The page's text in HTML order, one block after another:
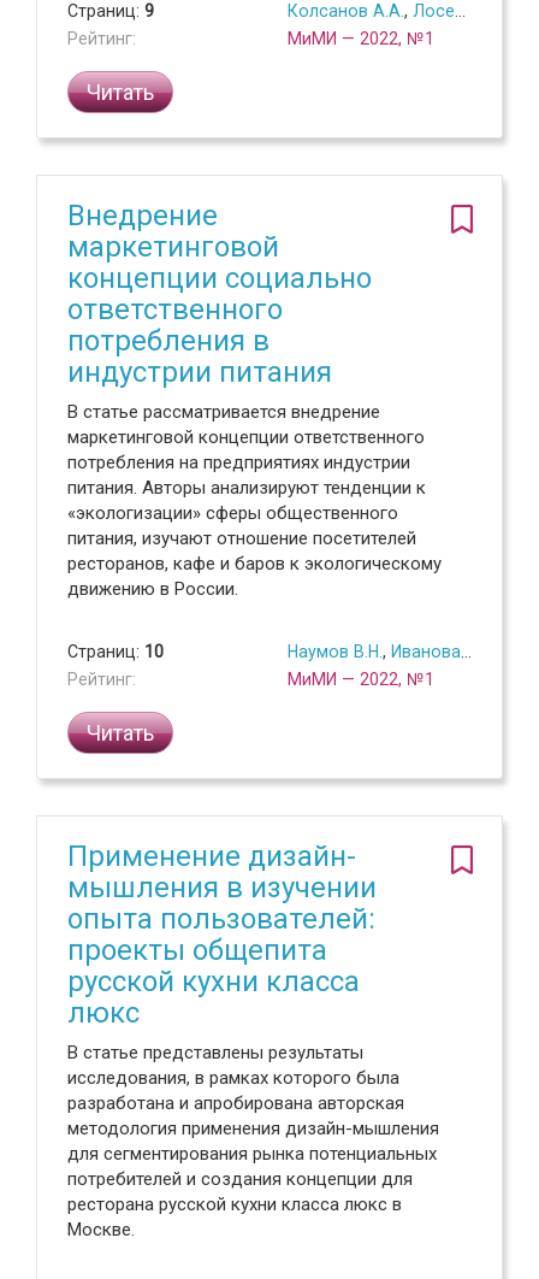
Страниц: 9
Рейтинг:
Колсанов А.А. , Лосевская Е.Н.
МиМИ — 2022, №1
Читать
Внедрение
маркетинговой
концепции социально
ответственного
потребления в
индустрии питания
В статье рассматривается внедрение
маркетинговой концепции ответственного
потребления на предприятиях индустрии
питания. Авторы анализируют тенденции к
«экологизации» сферы общественного
питания, изучают отношение посетителей
ресторанов, кафе и баров к экологическому
движению в России.
Страниц: 10
Рейтинг:
Наумов В.Н. , Иванова А.А.
МиМИ — 2022, №1
Читать
Применение дизайн-
мышления в изучении
опыта пользователей:
проекты общепита
русской кухни класса
люкс
В статье представлены результаты
исследования, в рамках которого была
разработана и апробирована авторская
методология применения дизайн-мышления
для сегментирования рынка потенциальных
потребителей и создания концепции для
ресторана русской кухни класса люкс в
Москве.